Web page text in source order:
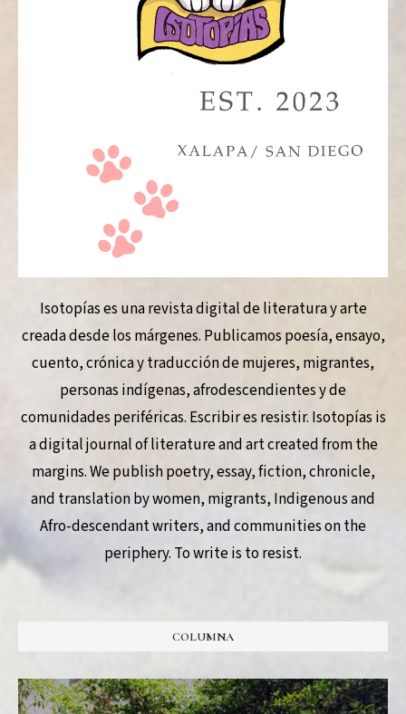
Isotopías es una revista digital de literatura y arte
creada desde los márgenes. Publicamos poesía, ensayo,
cuento, crónica y traducción de mujeres, migrantes,
personas indígenas, afrodescendientes y de
comunidades periféricas. Escribir es resistir. Isotopías is
a digital journal of literature and art created from the
margins. We publish poetry, essay, fiction, chronicle,
and translation by women, migrants, Indigenous and
Afro-descendant writers, and communities on the
periphery. To write is to resist.
COLUMNA